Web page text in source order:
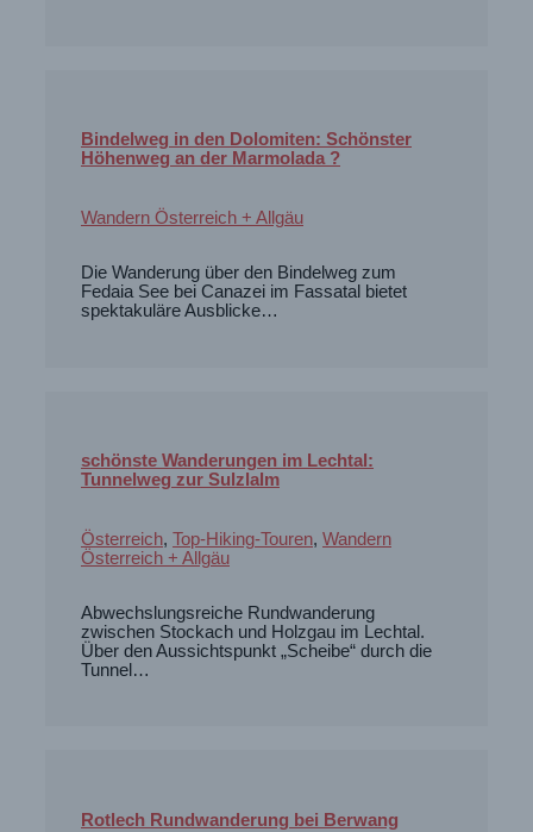
Bindelweg in den Dolomiten: Schönster
Höhenweg an der Marmolada ?
Wandern Österreich + Allgäu
Die Wanderung über den Bindelweg zum
Fedaia See bei Canazei im Fassatal bietet
spektakuläre Ausblicke…
schönste Wanderungen im Lechtal:
Tunnelweg zur Sulzlalm
Österreich, Top-Hiking-Touren, Wandern
Österreich + Allgäu
Abwechslungsreiche Rundwanderung
zwischen Stockach und Holzgau im Lechtal.
Über den Aussichtspunkt „Scheibe“ durch die
Tunnel…
Rotlech Rundwanderung bei Berwang